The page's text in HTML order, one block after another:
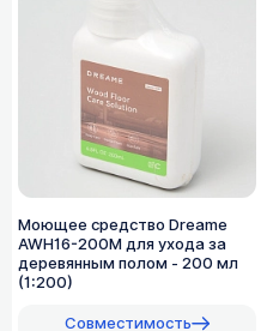
Моющее средство Dreame
AWH16-200M для ухода за
деревянным полом - 200 мл
(1:200)
Совместимость